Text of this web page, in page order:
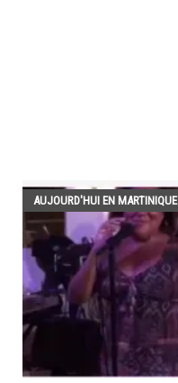
AUJOURD'HUI EN MARTINIQUE